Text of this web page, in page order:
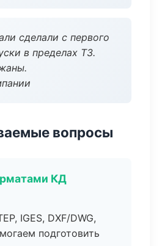
сделали с первого
в пределах ТЗ.
вопросы
КД
IGES, DXF/DWG,
подготовить